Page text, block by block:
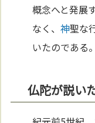
概念へと発展
なく、神聖な
いたのである。
仏陀が説い